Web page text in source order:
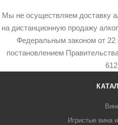
Мы не осуществляем доставку
на дистанционную продажу
Федеральным законом от
постановлением
Игристые вина